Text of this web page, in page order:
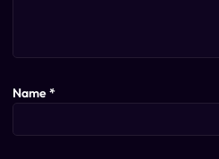
Name*